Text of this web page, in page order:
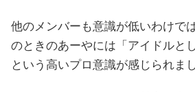
他のメンバーも意識が低いわけで
のときのあーやには「アイドルと
という高いプロ意識が感じられまし